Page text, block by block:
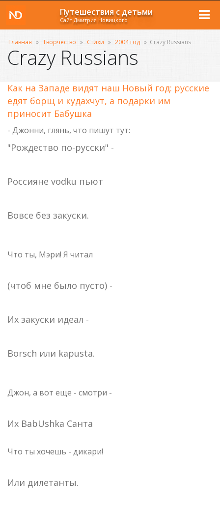
Путешествия с детьми
Сайт Дмитрия Новицкого
Главная » Творчество » Стихи » 2004 год » Crazy Russians
Crazy Russians
Как на Западе видят наш Новый год: русские
едят борщ и кудахчут, а подарки им
приносит Бабушка
- Джонни, глянь, что пишут тут:
"Рождество по-русски" -
Россияне vodku пьют
Вовсе без закуски.
Что ты, Мэри! Я читал
(чтоб мне было пусто) -
Их закуски идеал -
Borsch или kapusta.
Джон, а вот еще - смотри -
Их BabUshka Санта
Что ты хочешь - дикари!
Или дилетанты.